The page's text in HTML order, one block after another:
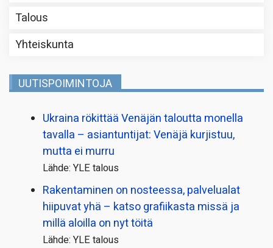
Talous
Yhteiskunta
UUTISPOIMINTOJA
Ukraina rökittää Venäjän taloutta monella
tavalla – asiantuntijat: Venäjä kurjistuu,
mutta ei murru
Lähde: YLE talous
Rakentaminen on nosteessa, palvelualat
hiipuvat yhä – katso grafiikasta missä ja
millä aloilla on nyt töitä
Lähde: YLE talous